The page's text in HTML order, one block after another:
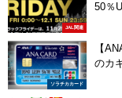
JAL関連
50％
ソラチカカード
【
のカ